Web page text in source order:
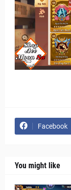
Facebook
You might like